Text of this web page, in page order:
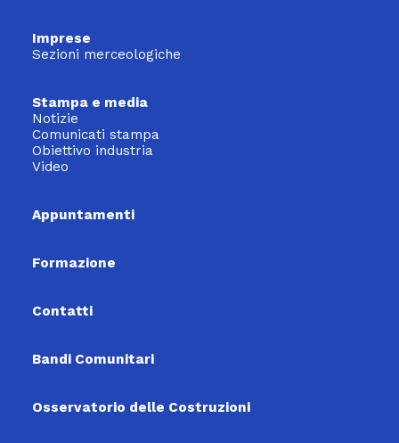
Imprese
Sezioni merceologiche
Stampa e media
Notizie
Comunicati stampa
Obiettivo industria
Video
Appuntamenti
Formazione
Contatti
Bandi Comunitari
Osservatorio delle Costruzioni